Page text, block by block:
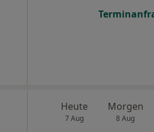
Heute
7 Aug
Morgen
8 Aug